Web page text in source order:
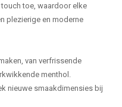
toe, waardoor elke
plezierige en moderne
van verfrissende
menthol.
nieuwe smaakdimensies bij